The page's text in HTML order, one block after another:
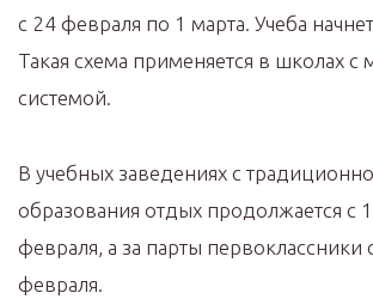
с 24 февраля по 1 марта. Учеба
Такая схема применяется в школах с
системой.
В учебных заведениях с
образования отдых продолжается с
февраля, а за парты первоклассники
февраля.